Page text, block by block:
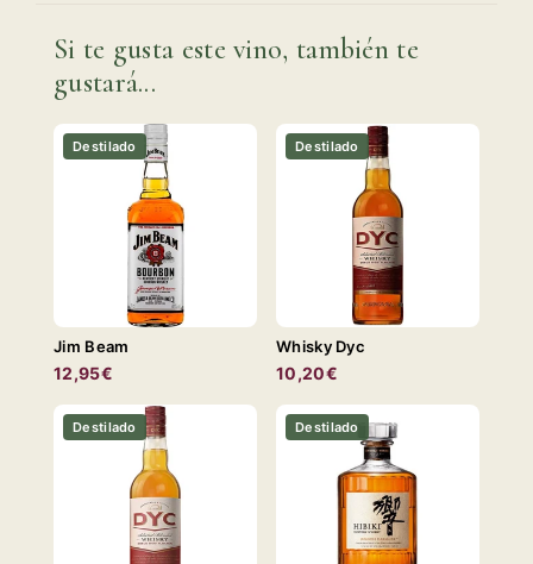
Si te gusta este vino, también te
gustará...
Destilado
Jim Beam
12,95€
Destilado
Whisky Dyc
10,20€
Destilado Destilado